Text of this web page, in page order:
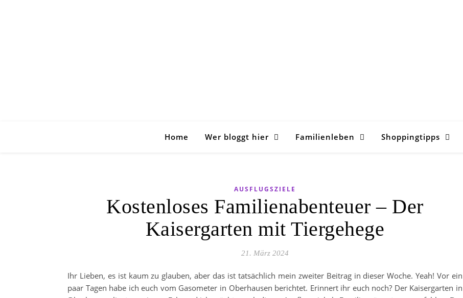
Home Wer bloggt hier Familienleben Shoppingtipps
AUSFLUGSZIELE
Kostenloses Familienabenteuer – Der
Kaisergarten mit Tiergehege
21. März 2024
Ihr Lieben, es ist kaum zu glauben, aber das ist tatsächlich mein zweiter Beitrag in dieser Woche. Yeah! Vor ein
paar Tagen habe ich euch vom Gasometer in Oberhausen berichtet. Erinnert ihr euch noch? Der Kaisergarten in